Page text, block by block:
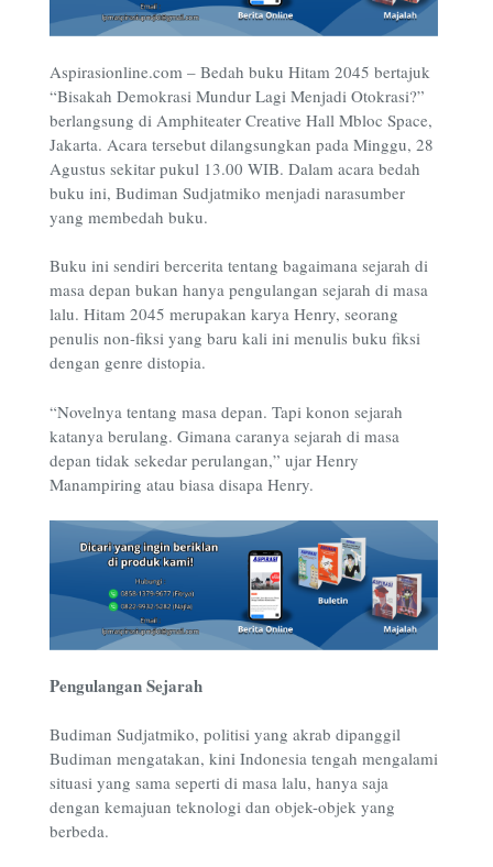
Aspirasionline.com – Bedah buku Hitam 2045 bertajuk
“Bisakah Demokrasi Mundur Lagi Menjadi Otokrasi?”
berlangsung di Amphiteater Creative Hall Mbloc Space,
Jakarta. Acara tersebut dilangsungkan pada Minggu, 28
Agustus sekitar pukul 13.00 WIB. Dalam acara bedah
buku ini, Budiman Sudjatmiko menjadi narasumber
yang membedah buku.
Buku ini sendiri bercerita tentang bagaimana sejarah di
masa depan bukan hanya pengulangan sejarah di masa
lalu. Hitam 2045 merupakan karya Henry, seorang
penulis non-fiksi yang baru kali ini menulis buku fiksi
dengan genre distopia.
“Novelnya tentang masa depan. Tapi konon sejarah
katanya berulang. Gimana caranya sejarah di masa
depan tidak sekedar perulangan,” ujar Henry
Manampiring atau biasa disapa Henry.
Pengulangan Sejarah
Budiman Sudjatmiko, politisi yang akrab dipanggil
Budiman mengatakan, kini Indonesia tengah mengalami
situasi yang sama seperti di masa lalu, hanya saja
dengan kemajuan teknologi dan objek-objek yang
berbeda.